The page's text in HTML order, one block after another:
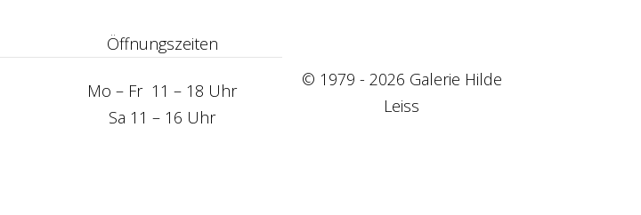
Öffnungszeiten
Mo – Fr 11 – 18 Uhr
Sa 11 – 16 Uhr
© 1979 - 2026 Galerie Hilde
Leiss